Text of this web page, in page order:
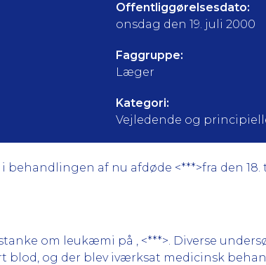
Offentliggørelsesdato:
onsdag den 19. juli 2000
Faggruppe:
Læger
Kategori:
Vejledende og
af nu afdøde <***>fra den 18.
om leukæmi på , <***>. Diverse
og der blev iværksat medicinsk